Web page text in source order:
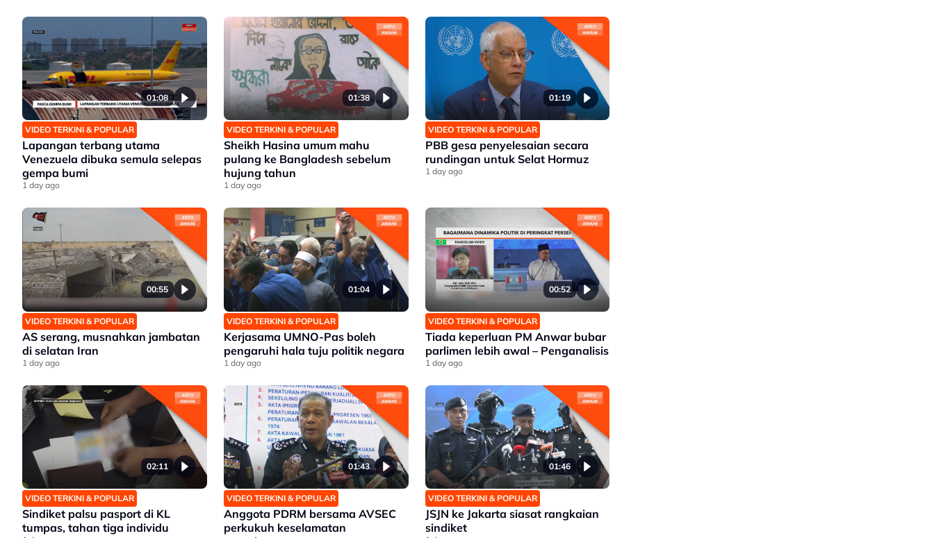
01:08
VIDEO TERKINI & POPULAR
Lapangan terbang utama
Venezuela dibuka semula selepas
gempa bumi
1 day ago
01:38
VIDEO TERKINI & POPULAR
Sheikh Hasina umum mahu
pulang ke Bangladesh sebelum
hujung tahun
1 day ago
01:19
VIDEO TERKINI & POPULAR
PBB gesa penyelesaian secara
rundingan untuk Selat Hormuz
1 day ago
00:55
VIDEO TERKINI & POPULAR
AS serang, musnahkan jambatan
di selatan Iran
1 day ago
01:04
VIDEO TERKINI & POPULAR
Kerjasama UMNO-Pas boleh
pengaruhi hala tuju politik negara
1 day ago
00:52
VIDEO TERKINI & POPULAR
Tiada keperluan PM Anwar bubar
parlimen lebih awal – Penganalisis
1 day ago
02:11
VIDEO TERKINI & POPULAR
Sindiket palsu pasport di KL
tumpas, tahan tiga individu
01:43
VIDEO TERKINI & POPULAR
Anggota PDRM bersama AVSEC
perkukuh keselamatan
01:46
VIDEO TERKINI & POPULAR
JSJN ke Jakarta siasat rangkaian
sindiket